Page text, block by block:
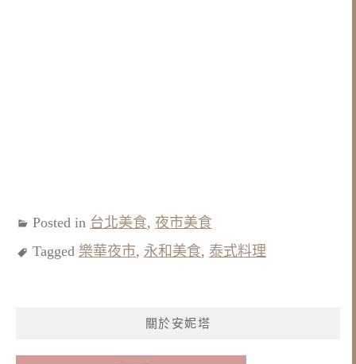
Posted in 台北美食, 夜市美食
Tagged 樂華夜市, 永和美食, 泰式料理
關於安妮塔